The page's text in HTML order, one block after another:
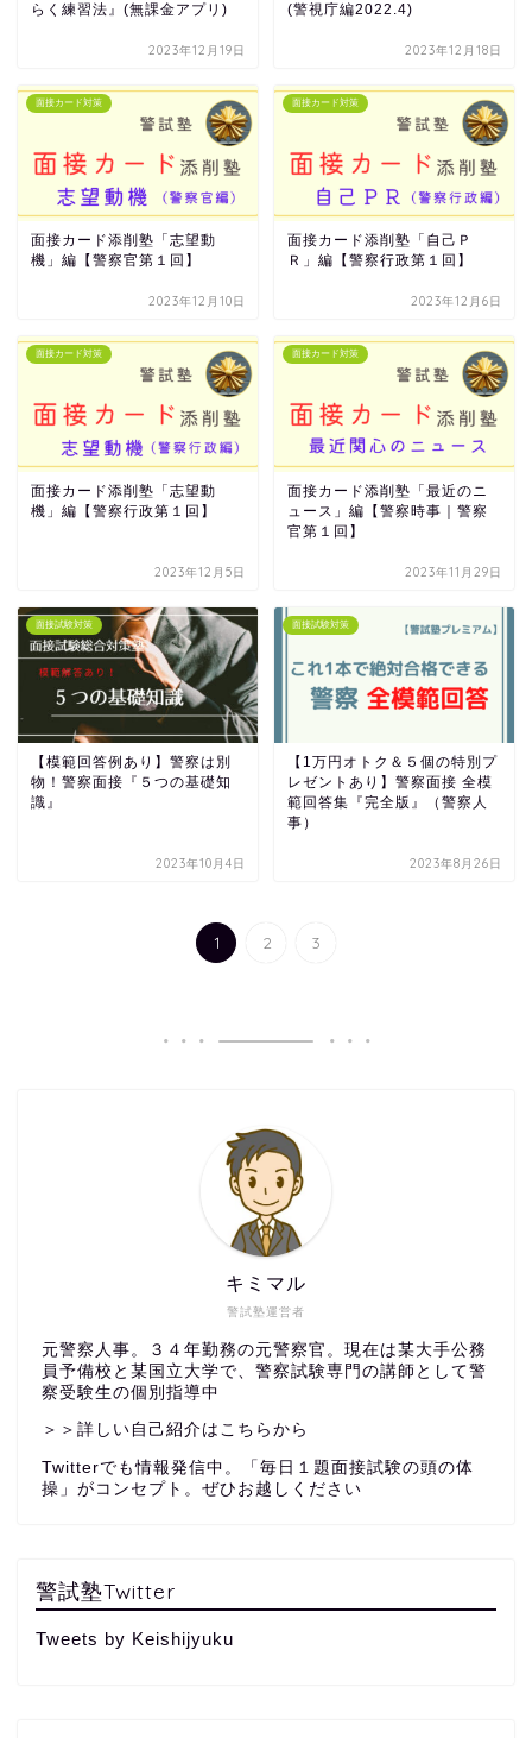
らく練習法』(無課金アプリ)
2023年12月19日
(警視庁編2022.4)
2023年12月18日
面接カード対策
面接カード添削塾「志望動
機」編【警察官第１回】
2023年12月10日
面接カード対策
面接カード添削塾「自己Ｐ
Ｒ」編【警察行政第１回】
2023年12月6日
面接カード対策
面接カード添削塾「志望動
機」編【警察行政第１回】
2023年12月5日
面接カード対策
面接カード添削塾「最近のニ
ュース」編【警察時事｜警察
官第１回】
2023年11月29日
面接試験対策
【模範回答例あり】警察は別
物！警察面接『５つの基礎知
識』
2023年10月4日
面接試験対策
【1万円オトク＆５個の特別プ
レゼントあり】警察面接 全模
範回答集『完全版』（警察人
事）
2023年8月26日
1 2 3
警試塾運営者
キミマル
元警察人事。３４年勤務の元警察官。現在は某大手公務
員予備校と某国立大学で、警察試験専門の講師として警
察受験生の個別指導中
＞＞詳しい自己紹介はこちらから
Twitterでも情報発信中。「毎日１題面接試験の頭の体
操」がコンセプト。ぜひお越しください
警試塾Twitter
Tweets by Keishijyuku